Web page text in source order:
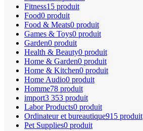
Fitness15 produit
Food0 produit
Food & Meats0 produit
Games & Toys0 produit
Garden0 produit
Health & Beauty0 produit
Home & Garden0 produit
Home & Kitchen0 produit
Home Audio0 produit
Homme78 produit
import3 353 produit
Labor Products0 produit
Ordinateur et bureautique915 produit
Pet Supplies0 produit